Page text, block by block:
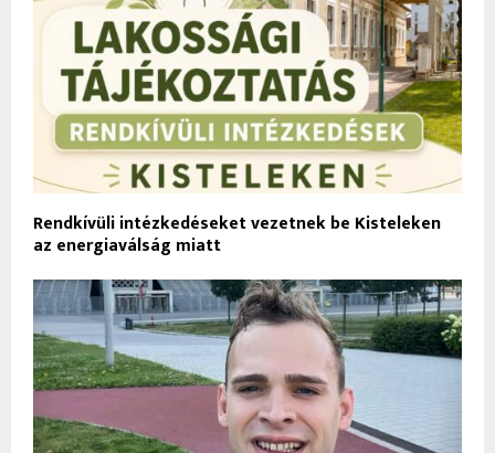
Rendkívüli intézkedéseket vezetnek be Kisteleken
az energiaválság miatt